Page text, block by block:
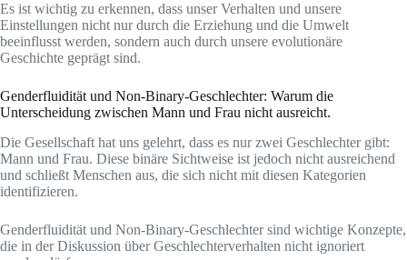
Es ist wichtig zu erkennen, dass unser Verhalten und unsere
Einstellungen nicht nur durch die Erziehung und die Umwelt
beeinflusst werden, sondern auch durch unsere evolutionäre
Geschichte geprägt sind.
Genderfluidität und Non-Binary-Geschlechter: Warum die
Unterscheidung zwischen Mann und Frau nicht ausreicht.
Die Gesellschaft hat uns gelehrt, dass es nur zwei Geschlechter gibt:
Mann und Frau. Diese binäre Sichtweise ist jedoch nicht ausreichend
und schließt Menschen aus, die sich nicht mit diesen Kategorien
identifizieren.
Genderfluidität und Non-Binary-Geschlechter sind wichtige Konzepte,
die in der Diskussion über Geschlechterverhalten nicht ignoriert